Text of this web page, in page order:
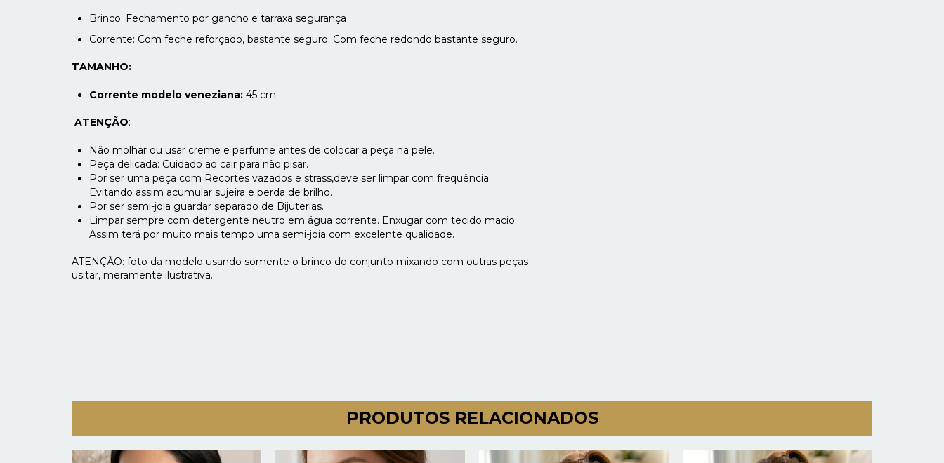
Brinco: Fechamento por gancho e tarraxa segurança
Corrente: Com feche reforçado, bastante seguro. Com feche redondo bastante seguro.
TAMANHO:
Corrente modelo veneziana: 45 cm.
ATENÇÃO:
Não molhar ou usar creme e perfume antes de colocar a peça na pele.
Peça delicada: Cuidado ao cair para não pisar.
Por ser uma peça com Recortes vazados e strass,deve ser limpar com frequência.
Evitando assim acumular sujeira e perda de brilho.
Por ser semi-joia guardar separado de Bijuterias.
Limpar sempre com detergente neutro em água corrente. Enxugar com tecido macio.
Assim terá por muito mais tempo uma semi-joia com excelente qualidade.
ATENÇÃO: foto da modelo usando somente o brinco do conjunto mixando com outras peças
usitar, meramente ilustrativa.
PRODUTOS RELACIONADOS